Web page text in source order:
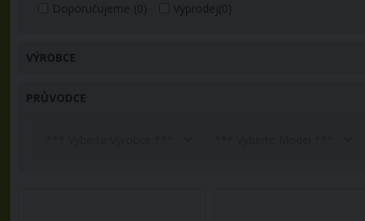
Doporučujeme (0) Výprodej(0)
VÝROBCE
PRŮVODCE